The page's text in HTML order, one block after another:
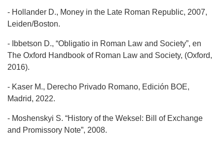
- Hollander D., Money in the Late Roman Republic, 2007,
Leiden/Boston.
- Ibbetson D., “Obligatio in Roman Law and Society”, en
The Oxford Handbook of Roman Law and Society, (Oxford,
2016).
- Kaser M., Derecho Privado Romano, Edición BOE,
Madrid, 2022.
- Moshenskyi S. “History of the Weksel: Bill of Exchange
and Promissory Note”, 2008.